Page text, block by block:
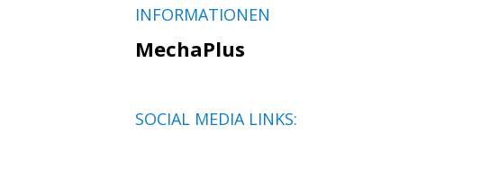
INFORMATIONEN
MechaPlus
SOCIAL MEDIA LINKS: